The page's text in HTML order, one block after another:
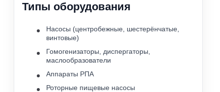
Типы оборудования
Насосы (центробежные, шестерёнчатые,
винтовые)
Гомогенизаторы, диспергаторы,
маслообразователи
Аппараты РПА
Роторные пищевые насосы